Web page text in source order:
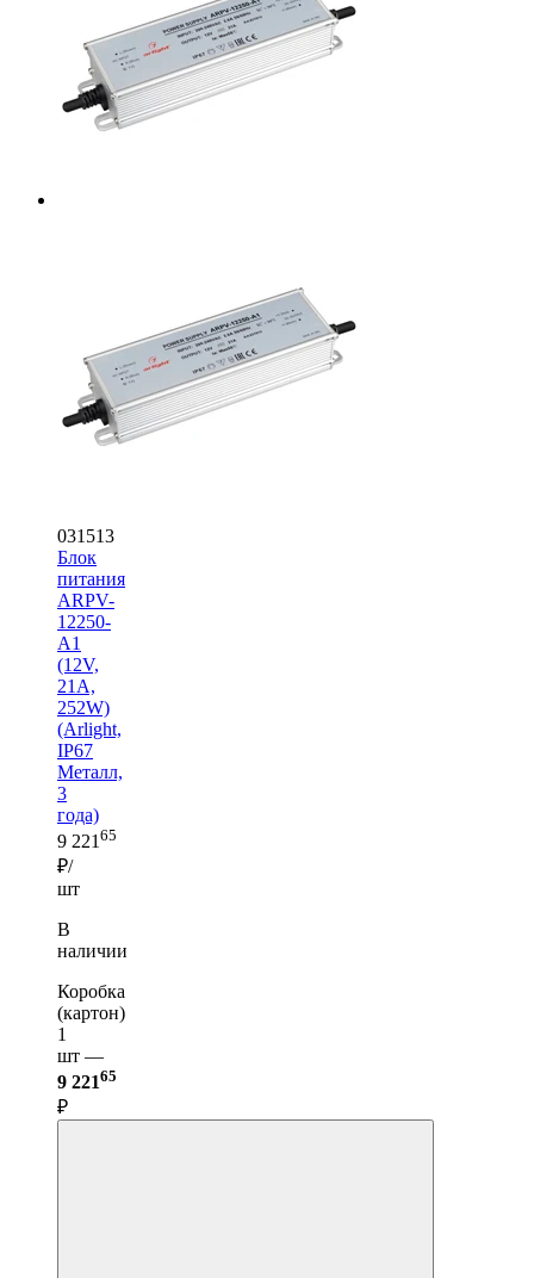
031513
Блок
питания
ARPV-
12250-
A1
(12V,
21A,
252W)
(Arlight,
IP67
Металл,
3
года)
9 221 65
₽/
шт
В
наличии
Коробка
(картон)
1
шт —
9 22165
₽